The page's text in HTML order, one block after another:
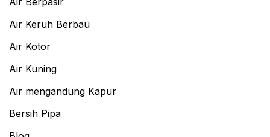
Air Keruh Berbau
Air Kotor
Air Kuning
Air mengandung Kapur
Bersih Pipa